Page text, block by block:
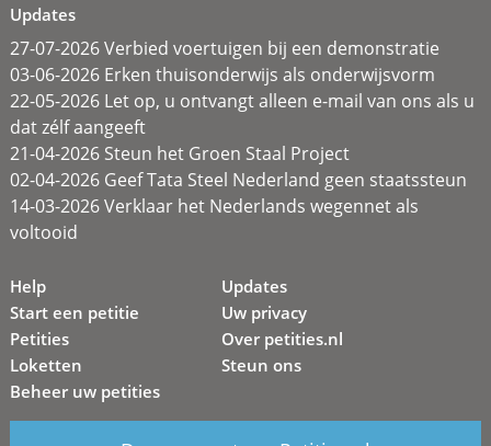
Updates
27-07-2026 Verbied voertuigen bij een demonstratie
03-06-2026 Erken thuisonderwijs als onderwijsvorm
22-05-2026 Let op, u ontvangt alleen e-mail van ons als u
dat zélf aangeeft
21-04-2026 Steun het Groen Staal Project
02-04-2026 Geef Tata Steel Nederland geen staatssteun
14-03-2026 Verklaar het Nederlands wegennet als
voltooid
Help
Start een petitie
Petities
Loketten
Beheer uw petities
Updates
Uw privacy
Over petities.nl
Steun ons